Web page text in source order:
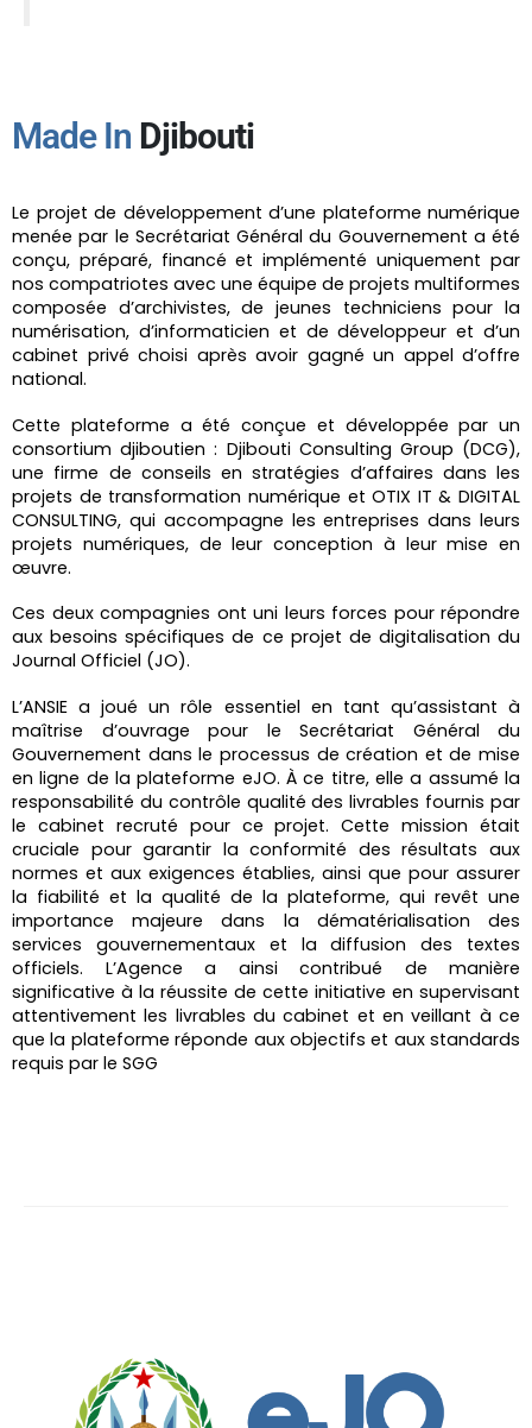
Made In Djibouti
Le projet de développement d’une plateforme numérique
menée par le Secrétariat Général du Gouvernement a été
conçu, préparé, financé et implémenté uniquement par
nos compatriotes avec une équipe de projets multiformes
composée d’archivistes, de jeunes techniciens pour la
numérisation, d’informaticien et de développeur et d’un
cabinet privé choisi après avoir gagné un appel d’offre
national.
Cette plateforme a été conçue et développée par un
consortium djiboutien : Djibouti Consulting Group (DCG),
une firme de conseils en stratégies d’affaires dans les
projets de transformation numérique et OTIX IT & DIGITAL
CONSULTING, qui accompagne les entreprises dans leurs
projets numériques, de leur conception à leur mise en
œuvre.
Ces deux compagnies ont uni leurs forces pour répondre
aux besoins spécifiques de ce projet de digitalisation du
Journal Officiel (JO).
L’ANSIE a joué un rôle essentiel en tant qu’assistant à
maîtrise d’ouvrage pour le Secrétariat Général du
Gouvernement dans le processus de création et de mise
en ligne de la plateforme eJO. À ce titre, elle a assumé la
responsabilité du contrôle qualité des livrables fournis par
le cabinet recruté pour ce projet. Cette mission était
cruciale pour garantir la conformité des résultats aux
normes et aux exigences établies, ainsi que pour assurer
la fiabilité et la qualité de la plateforme, qui revêt une
importance majeure dans la dématérialisation des
services gouvernementaux et la diffusion des textes
officiels. L’Agence a ainsi contribué de manière
significative à la réussite de cette initiative en supervisant
attentivement les livrables du cabinet et en veillant à ce
que la plateforme réponde aux objectifs et aux standards
requis par le SGG